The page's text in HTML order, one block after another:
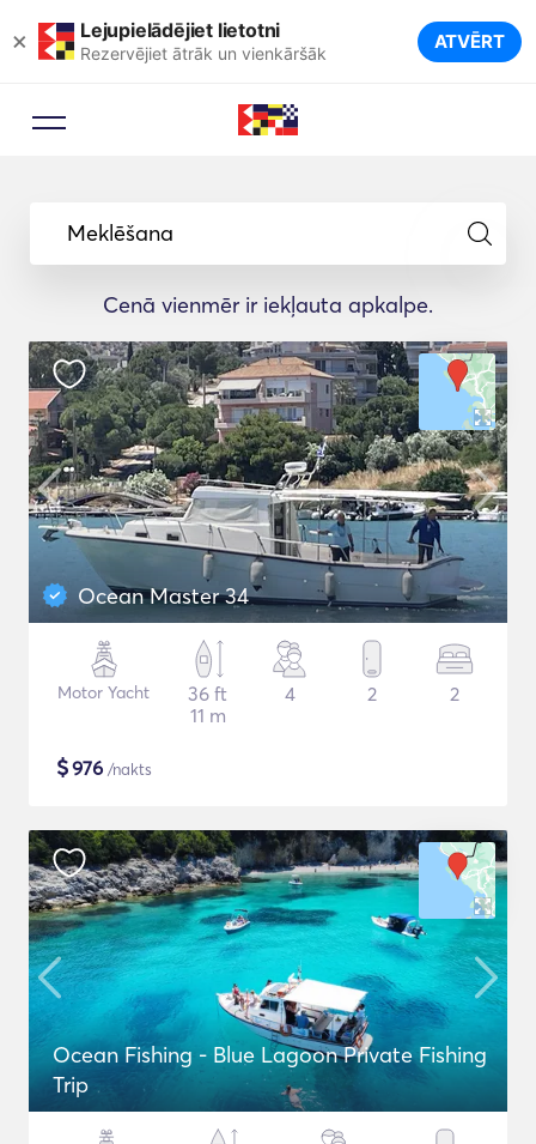
× Lejupielādējiet lietotni
Rezervējiet ātrāk un vienkāršāk ATVĒRT
Meklēšana
Cenā vienmēr ir iekļauta apkalpe.
Ocean Master 34
Motor Yacht
36 ft
11 m
4 2 2
$976 /nakts
Ocean Fishing - Blue Lagoon Private Fishing
Trip